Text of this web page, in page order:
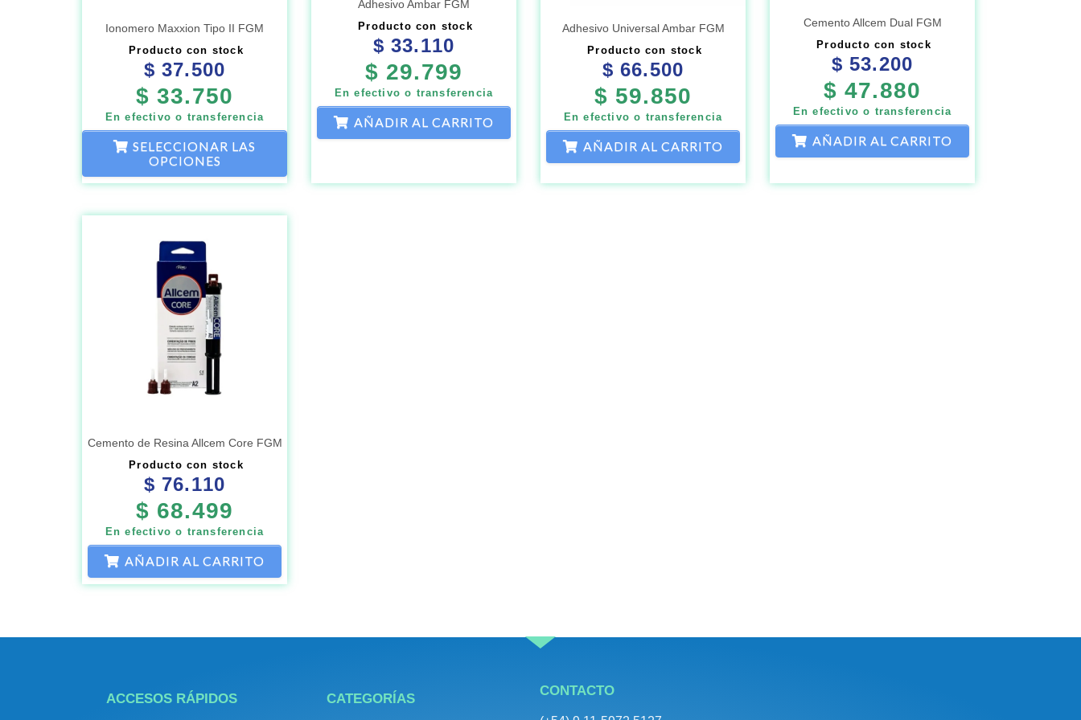
Ionomero Maxxion Tipo II FGM
Producto con stock
$ 37.500
$ 33.750
En efectivo o transferencia
SELECCIONAR LAS
OPCIONES
producto
Adhesivo Ambar FGM
Producto con stock
$ 33.110
$ 29.799
En efectivo o transferencia
AÑADIR AL CARRITO
Adhesivo Universal Ambar FGM
Producto con stock
$ 66.500
$ 59.850
En efectivo o transferencia
AÑADIR AL CARRITO
Cemento Allcem Dual FGM
Producto con stock
$ 53.200
$ 47.880
En efectivo o transferencia
AÑADIR AL CARRITO
Cemento de Resina Allcem Core FGM
Producto con stock
$ 76.110
$ 68.499
En efectivo o transferencia
AÑADIR AL CARRITO
ACCESOS RÁPIDOS CATEGORÍAS
CONTACTO